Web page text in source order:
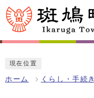
現在位置
ホーム くらし・手続き